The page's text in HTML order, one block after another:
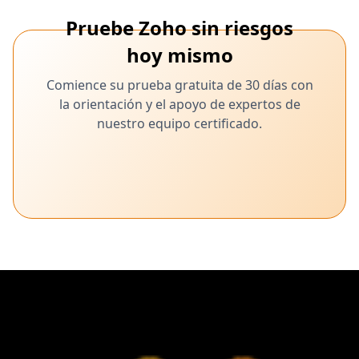
Pruebe Zoho sin riesgos
hoy mismo
Comience su prueba gratuita de 30 días con
la orientación y el apoyo de expertos de
nuestro equipo certificado.